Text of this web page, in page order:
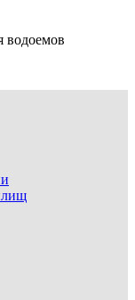
водоемов